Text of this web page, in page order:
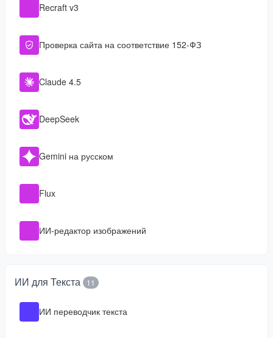
Recraft v3
Проверка сайта на соответствие 152-ФЗ
Claude 4.5
DeepSeek
Gemini на русском
Flux
ИИ-редактор изображений
ИИ для Текста 11
ИИ переводчик текста